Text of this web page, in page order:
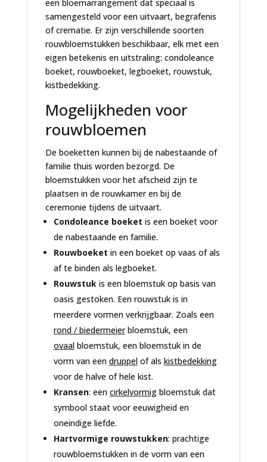
een bloemarrangement dat speciaal is
samengesteld voor een uitvaart, begrafenis
of crematie. Er zijn verschillende soorten
rouwbloemstukken beschikbaar, elk met een
eigen betekenis en uitstraling: condoleance
boeket, rouwboeket, legboeket, rouwstuk,
kistbedekking.
Mogelijkheden voor
rouwbloemen
De boeketten kunnen bij de nabestaande of
familie thuis worden bezorgd. De
bloemstukken voor het afscheid zijn te
plaatsen in de rouwkamer en bij de
ceremonie tijdens de uitvaart.
Condoleance boeket is een boeket voor
de nabestaande en familie.
Rouwboeket in een boeket op vaas of als
af te binden als legboeket.
Rouwstukis een bloemstuk op basis van
oasis gestoken. Een rouwstuk is in
meerdere vormen verkrijgbaar. Zoals een
rond / biedermeierbloemstuk, een
ovaalbloemstuk, een bloemstuk in de
vorm van een druppelof als kistbedekking
voor de halve of hele kist.
Kransen: een cirkelvormigbloemstuk dat
symbool staat voor eeuwigheid en
oneindige liefde.
Hartvormige rouwstukken: prachtige
rouwbloemstukken in de vorm van een